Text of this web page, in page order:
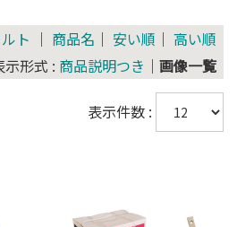
ト ｜ 商品名 ｜ 安い順 ｜ 高い順
示形式 : 商品説明つき ｜ 画像一覧
表示件数 :